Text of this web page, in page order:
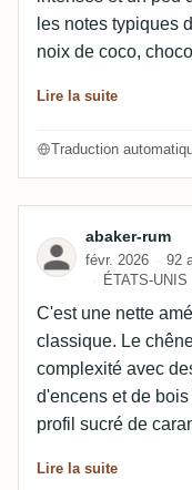
les notes typiques
noix de coco,
velouté à déguster.
ennuyeux trop
tout à fait
Lire la suite
Traduction
Avis deabaker-rum
févr. 2026
92
ÉTATS-
C'est une nette
classique. Le
complexité avec
d'encens et de
profil sucré de
rhum.
Lire la suite